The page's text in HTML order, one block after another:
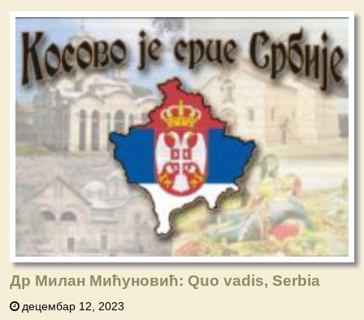
Др Милан Мићуновић: Quo vadis, Serbia
децембар 12, 2023